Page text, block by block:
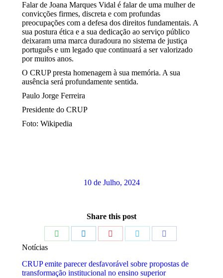
Falar de Joana Marques Vidal é falar de uma mulher de
convicções firmes, discreta e com profundas
preocupações com a defesa dos direitos fundamentais. A
sua postura ética e a sua dedicação ao serviço público
deixaram uma marca duradoura no sistema de justiça
português e um legado que continuará a ser valorizado
por muitos anos.
O CRUP presta homenagem à sua memória. A sua
ausência será profundamente sentida.
Paulo Jorge Ferreira
Presidente do CRUP
Foto: Wikipedia
10 de Julho, 2024
Share this post
WhatsAppLinkedInPinterestTwitter Facebook
Notícias
CRUP emite parecer desfavorável sobre propostas de
transformação institucional no ensino superior